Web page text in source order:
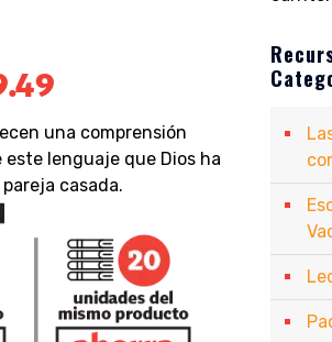
actual
es:
una comprensión
lenguaje que Dios ha
casada.